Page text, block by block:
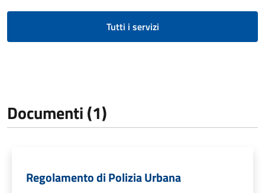
Tutti i servizi
Documenti (1)
Regolamento di Polizia Urbana